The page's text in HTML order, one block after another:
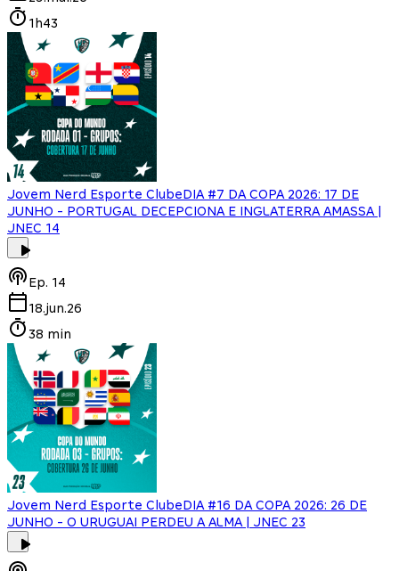
1h43
Jovem Nerd Esporte ClubeDIA #7 DA COPA 2026: 17 DE
JUNHO - PORTUGAL DECEPCIONA E INGLATERRA AMASSA |
JNEC 14
Ep. 14
18.jun.26
38 min
Jovem Nerd Esporte ClubeDIA #16 DA COPA 2026: 26 DE
JUNHO - O URUGUAI PERDEU A ALMA | JNEC 23